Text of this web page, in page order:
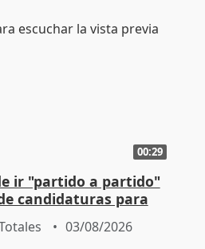
00:29
ir "partido a partido"
candidaturas para
03/08/2026